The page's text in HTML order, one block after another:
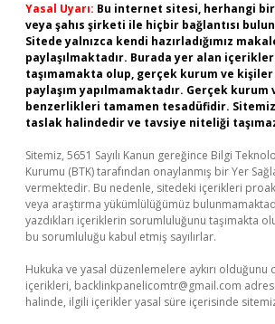
Yasal Uyarı: Bu internet sitesi, herhangi
veya şahıs şirketi ile hiçbir bağlantısı
Sitede yalnızca kendi hazırladığımız
paylaşılmaktadır. Burada yer alan
taşımamakta olup, gerçek kurum ve kişiler
paylaşım yapılmamaktadır. Gerçek
benzerlikleri tamamen tesadüfidir.
taslak halindedir ve tavsiye niteliği
Sitemiz, 5651 Sayılı Kanun gereğince Bilgi
Kurumu (BTK) tarafından onaylanmış bir Yer
vermektedir. Bu nedenle, sitedeki içerikleri
veya araştırma yükümlülüğümüz
yazdıkları içeriklerin sorumluluğunu taşımakta
bu sorumluluğu kabul etmiş sayılırlar.
Hukuka ve yasal düzenlemelere aykırı olduğunu
içerikleri, backlinkpanelicomtr@gmail.com
halinde, ilgili içerikler yasal süre içerisinde